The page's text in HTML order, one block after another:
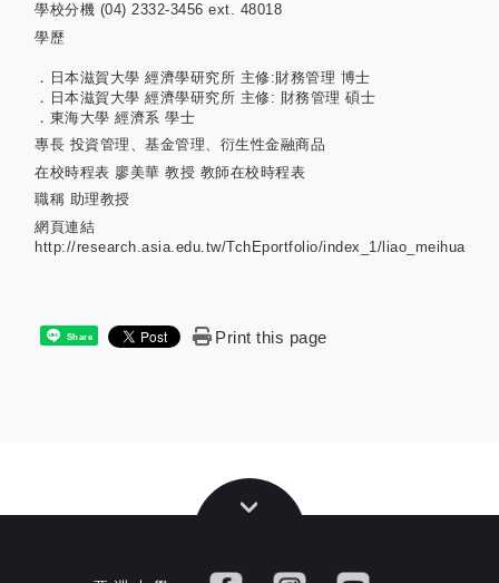
學校分機 (04) 2332-3456 ext. 48018
學歷
．日本滋賀大學 經濟學研究所 主修:財務管理 博士
．日本滋賀大學 經濟學研究所 主修: 財務管理 碩士
．東海大學 經濟系 學士
專長 投資管理、基金管理、衍生性金融商品
在校時程表 廖美華 教授 教師在校時程表
職稱 助理教授
網頁連結
http://research.asia.edu.tw/TchEportfolio/index_1/liao_meihua
Share Print this page